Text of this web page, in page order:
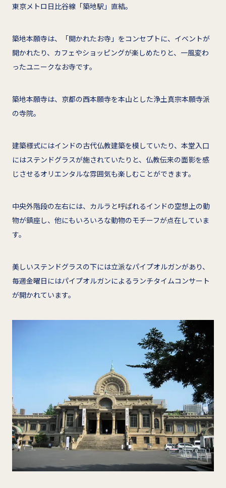
東京メトロ日比谷線「築地駅」直結。
築地本願寺は、「開かれたお寺」をコンセプトに、イベントが
開かれたり、カフェやショッピングが楽しめたりと、一風変わ
ったユニークなお寺です。
築地本願寺は、京都の西本願寺を本山とした浄土真宗本願寺派
の寺院。
建築様式にはインドの古代仏教建築を模していたり、本堂入口
にはステンドグラスが施されていたりと、仏教伝来の面影を感
じさせるオリエンタルな雰囲気も楽しむことができます。
中央外階段の左右には、カルラと呼ばれるインドの空想上の動
物が鎮座し、他にもいろいろな動物のモチーフが点在していま
す。
美しいステンドグラスの下には立派なパイプオルガンがあり、
毎週金曜日にはパイプオルガンによるランチタイムコンサート
が開かれています。